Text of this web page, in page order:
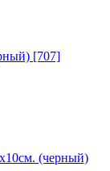
[707]
(черный)